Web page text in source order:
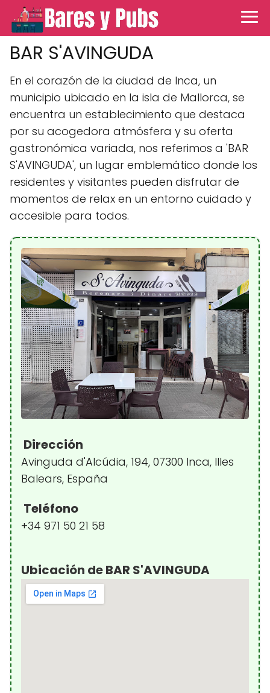
BAR S'AVINGUDA
En el corazón de la ciudad de Inca, un
municipio ubicado en la isla de Mallorca, se
encuentra un establecimiento que destaca
por su acogedora atmósfera y su oferta
gastronómica variada, nos referimos a 'BAR
S'AVINGUDA', un lugar emblemático donde los
residentes y visitantes pueden disfrutar de
momentos de relax en un entorno cuidado y
accesible para todos.
Dirección
Avinguda d'Alcúdia, 194, 07300 Inca, Illes
Balears, España
Teléfono
+34 971 50 21 58
Ubicación de BAR S'AVINGUDA